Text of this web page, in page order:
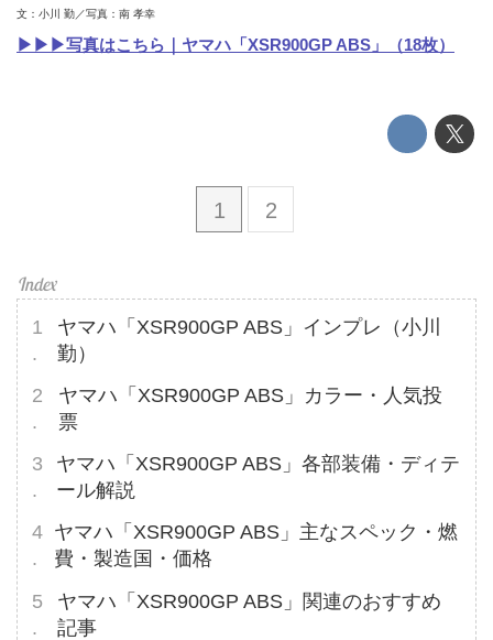
文：小川 勤／写真：南 孝幸
▶▶▶写真はこちら｜ヤマハ「XSR900GP ABS」（18枚）
1 2
ヤマハ「XSR900GP ABS」インプレ（小川
勤）
ヤマハ「XSR900GP ABS」カラー・人気投
票
ヤマハ「XSR900GP ABS」各部装備・ディテ
ール解説
ヤマハ「XSR900GP ABS」主なスペック・燃
費・製造国・価格
ヤマハ「XSR900GP ABS」関連のおすすめ
記事